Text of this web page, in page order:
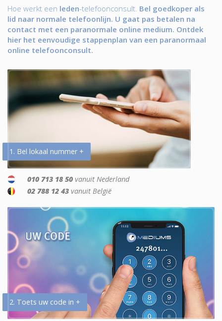
Hoe werkt een leden-telefoonconsult. Bel goedkoper als
lid naar normale telefoonlijn. U gaat pas betalen na
contact met een paranormale online medium. Ontdek
hier het eenvoudige stappenplan van een paranormaal
online telefoonconsult.
1. Bel lokaal nummer +
010 713 18 50 vanuit Nederland
02 788 12 43 vanuit België
2. Toets uw code in +